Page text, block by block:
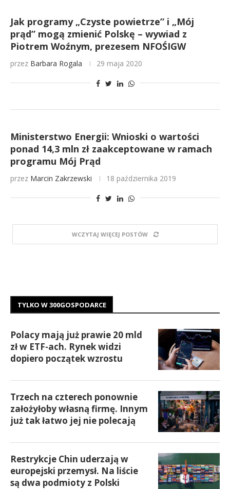
Jak programy „Czyste powietrze” i „Mój
prąd” mogą zmienić Polskę – wywiad z
Piotrem Woźnym, prezesem NFOŚIGW
przez Barbara Rogala 29 maja 2020
Ministerstwo Energii: Wnioski o wartości
ponad 14,3 mln zł zaakceptowane w ramach
programu Mój Prąd
przez Marcin Zakrzewski 18 października 2019
WCZYTAJ WIĘCEJ POSTÓW
TYLKO W 300GOSPODARCE
Polacy mają już prawie 20 mld
zł w ETF-ach. Rynek widzi
dopiero początek wzrostu
Trzech na czterech ponownie
założyłoby własną firmę. Innym
już tak łatwo jej nie polecają
Restrykcje Chin uderzają w
europejski przemysł. Na liście
są dwa podmioty z Polski